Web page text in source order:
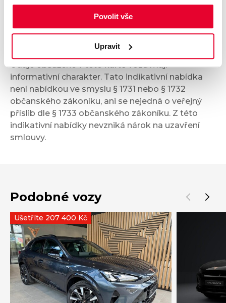
Povolit vše
Upravit
Bezpečnost a technika
Příplatková výbava
Údaje obsažené v této kartě vozu mají
informativní charakter. Tato indikativní nabídka
není nabídkou ve smyslu § 1731 nebo § 1732
občanského zákoníku, ani se nejedná o veřejný
příslib dle § 1733 občanského zákoníku. Z této
indikativní nabídky nevzniká nárok na uzavření
smlouvy.
Podobné vozy
Ušetříte 207 400 Kč